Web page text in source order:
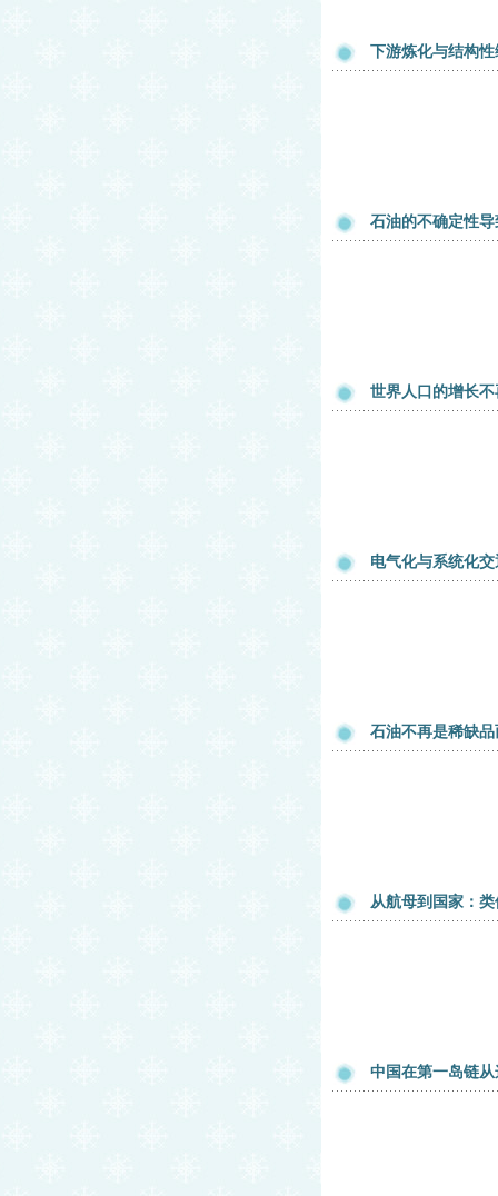
下游炼化与结构
石油的不确定性
世界人口的增长
电气化与系统化
石油不再是稀缺
从航母到国家：
中国在第一岛链